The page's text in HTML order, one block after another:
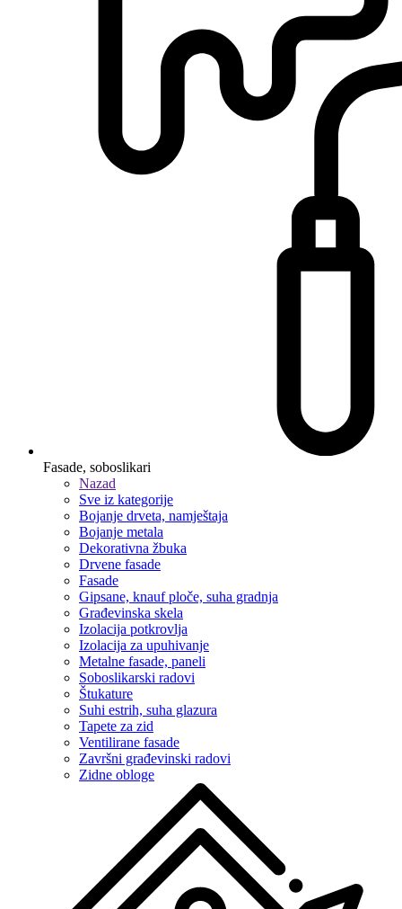
Fasade, soboslikari
Nazad
Sve iz kategorije
Bojanje drveta, namještaja
Bojanje metala
Dekorativna žbuka
Drvene fasade
Fasade
Gipsane, knauf ploče, suha gradnja
Građevinska skela
Izolacija potkrovlja
Izolacija za upuhivanje
Metalne fasade, paneli
Soboslikarski radovi
Štukature
Suhi estrih, suha glazura
Tapete za zid
Ventilirane fasade
Završni građevinski radovi
Zidne obloge